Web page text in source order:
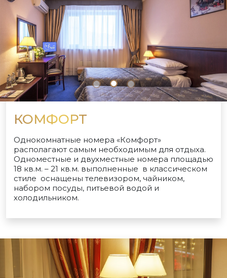
КОМФОРТ
Однокомнатные номера «Комфорт»
располагают самым необходимым для отдыха.
Одноместные и двухместные номера площадью
18 кв.м. – 21 кв.м. выполненные в классическом
стиле оснащены телевизором, чайником,
набором посуды, питьевой водой и
холодильником.